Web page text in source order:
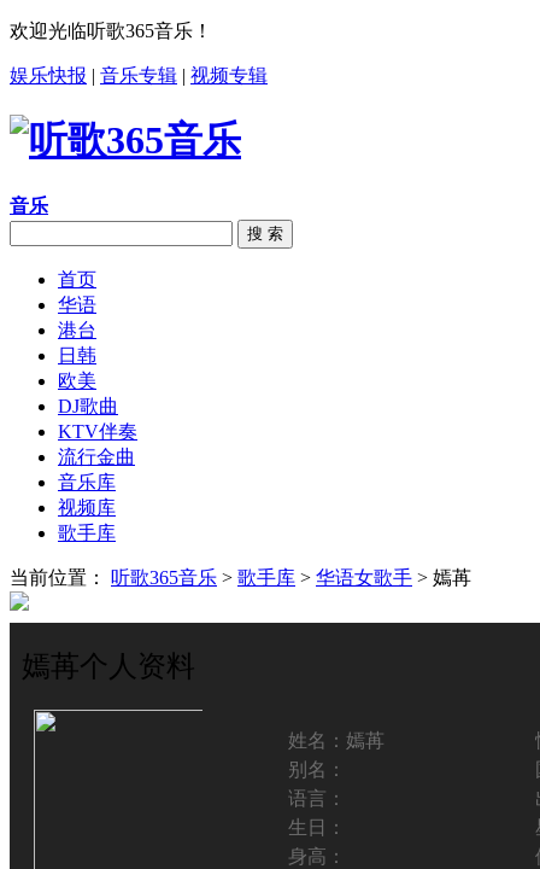
欢迎光临听歌365音乐！
娱乐快报 | 音乐专辑 | 视频专辑
音乐
搜 索
首页
华语
港台
日韩
欧美
DJ歌曲
KTV伴奏
流行金曲
音乐库
视频库
歌手库
当前位置： 听歌365音乐 > 歌手库 > 华语女歌手 > 嫣苒
嫣苒个人资料
姓名： 嫣苒
别名：
语言：
生日：
身高：